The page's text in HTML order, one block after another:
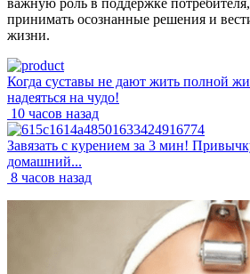
важную роль в поддержке
принимать осознанные решения и
жизни.
Когда суставы не дают жить полной
надеяться на чудо!
10 часов назад
Завязать с курением за 3 мин!
домашний...
8 часов назад